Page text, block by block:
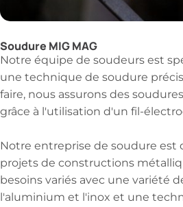
Soudure MIG MAG
Notre équipe de soudeurs est
une technique de soudure
faire, nous assurons des
grâce à l'utilisation d'un fil-
Notre entreprise de soudure est
projets de constructions
besoins variés avec une variété
l'aluminium et l'inox et une